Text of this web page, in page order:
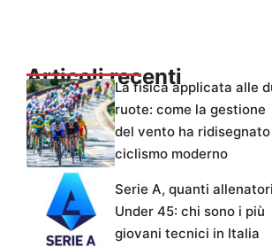
Articoli recentiLa fisica applicata alle
ruote: come la gestione
del vento ha
ciclismo moderno
Serie A, quanti allenatori
Under 45: chi sono i più
giovani tecnici in Italia